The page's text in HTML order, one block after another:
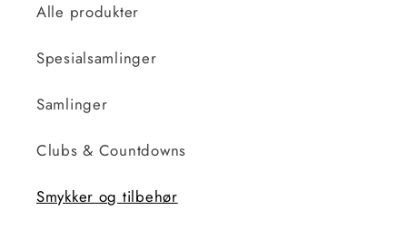
Alle produkter
Spesialsamlinger
Samlinger
Clubs & Countdowns
Smykker og tilbehør